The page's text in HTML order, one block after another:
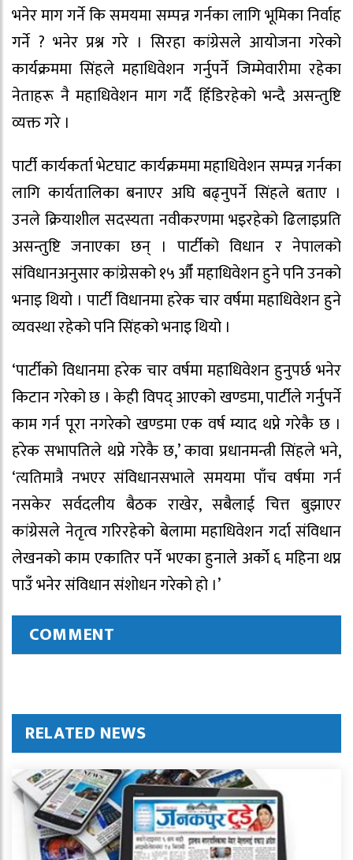
भनेर माग गर्ने कि समयमा सम्पन्न गर्नका लागि भूमिका निर्वाह
गर्ने ? भनेर प्रश्न गरे । सिरहा कांग्रेसले आयोजना गरेको
कार्यक्रममा सिंहले महाधिवेशन गर्नुपर्ने जिम्मेवारीमा रहेका
नेताहरू नै महाधिवेशन माग गर्दै हिँडिरहेको भन्दै असन्तुष्टि
व्यक्त गरे ।
पार्टी कार्यकर्ता भेटघाट कार्यक्रममा महाधिवेशन सम्पन्न गर्नका
लागि कार्यतालिका बनाएर अघि बढ्नुपर्ने सिंहले बताए ।
उनले क्रियाशील सदस्यता नवीकरणमा भइरहेको ढिलाइप्रति
असन्तुष्टि जनाएका छन् । पार्टीको विधान र नेपालको
संविधानअनुसार कांग्रेसको १५ औँ महाधिवेशन हुने पनि उनको
भनाइ थियो । पार्टी विधानमा हरेक चार वर्षमा महाधिवेशन हुने
व्यवस्था रहेको पनि सिंहको भनाइ थियो ।
‘पार्टीको विधानमा हरेक चार वर्षमा महाधिवेशन हुनुपर्छ भनेर
किटान गरेको छ । केही विपद् आएको खण्डमा, पार्टीले गर्नुपर्ने
काम गर्न पूरा नगरेको खण्डमा एक वर्ष म्याद थप्ने गरेकै छ ।
हरेक सभापतिले थप्ने गरेकै छ,’ कावा प्रधानमन्त्री सिंहले भने,
‘त्यतिमात्रै नभएर संविधानसभाले समयमा पाँच वर्षमा गर्न
नसकेर सर्वदलीय बैठक राखेर, सबैलाई चित्त बुझाएर
कांग्रेसले नेतृत्व गरिरहेको बेलामा महाधिवेशन गर्दा संविधान
लेखनको काम एकातिर पर्ने भएका हुनाले अर्को ६ महिना थप्न
पाउँ भनेर संविधान संशोधन गरेको हो ।’
COMMENT
RELATED NEWS